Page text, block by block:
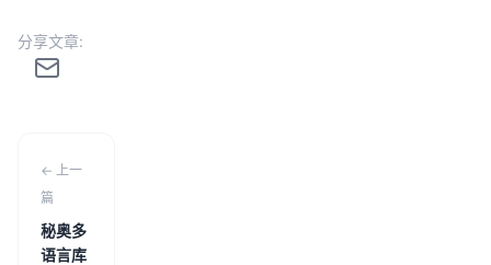
分享文章:
← 上一
篇
秘奥多
语言库